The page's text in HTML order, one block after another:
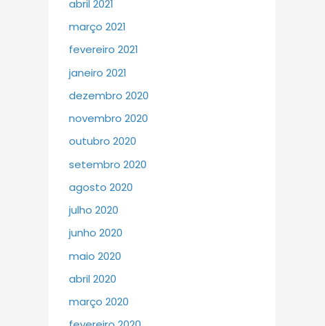
abril 2021
março 2021
fevereiro 2021
janeiro 2021
dezembro 2020
novembro 2020
outubro 2020
setembro 2020
agosto 2020
julho 2020
junho 2020
maio 2020
abril 2020
março 2020